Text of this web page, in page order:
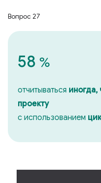
Вопрос 27
58 %
отчитываться иногда,
проекту
с использованием